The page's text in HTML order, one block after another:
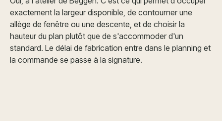
exactement la largeur disponible, de contourner une
allège de fenêtre ou une descente, et de choisir la
hauteur du plan plutôt que de s'accommoder d'un
standard. Le délai de fabrication entre dans le planning et
la commande se passe à la signature.